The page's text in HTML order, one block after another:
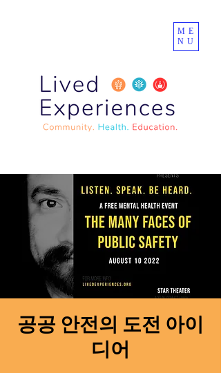
ME
NU
공공 안전의 도전 아이
디어